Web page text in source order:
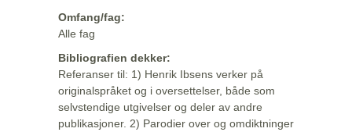
Omfang/fag:
Alle fag
Bibliografien dekker:
Referanser til: 1) Henrik Ibsens verker på
originalspråket og i oversettelser, både som
selvstendige utgivelser og deler av andre
publikasjoner. 2) Parodier over og omdiktninger